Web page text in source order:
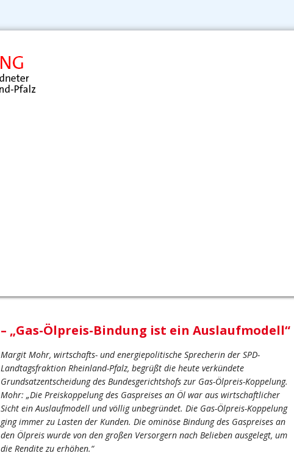
– „Gas-Ölpreis-Bindung ist ein Auslaufmodell“
Margit Mohr, wirtschafts- und energiepolitische Sprecherin der SPD-
Landtagsfraktion Rheinland-Pfalz, begrüßt die heute verkündete
Grundsatzentscheidung des Bundesgerichtshofs zur Gas-Ölpreis-Koppelung.
Mohr: „Die Preiskoppelung des Gaspreises an Öl war aus wirtschaftlicher
Sicht ein Auslaufmodell und völlig unbegründet. Die Gas-Ölpreis-Koppelung
ging immer zu Lasten der Kunden. Die ominöse Bindung des Gaspreises an
den Ölpreis wurde von den großen Versorgern nach Belieben ausgelegt, um
die Rendite zu erhöhen.“